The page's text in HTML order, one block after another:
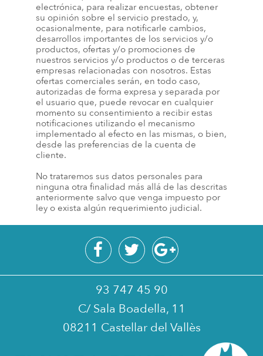
electrónica, para realizar encuestas, obtener
su opinión sobre el servicio prestado, y,
ocasionalmente, para notificarle cambios,
desarrollos importantes de los servicios y/o
productos, ofertas y/o promociones de
nuestros servicios y/o productos o de terceras
empresas relacionadas con nosotros. Estas
ofertas comerciales serán, en todo caso,
autorizadas de forma expresa y separada por
el usuario que, puede revocar en cualquier
momento su consentimiento a recibir estas
notificaciones utilizando el mecanismo
implementado al efecto en las mismas, o bien,
desde las preferencias de la cuenta de
cliente.
No trataremos sus datos personales para
ninguna otra finalidad más allá de las descritas
anteriormente salvo que venga impuesto por
ley o exista algún requerimiento judicial.
93 747 45 90
C/ Sala Boadella, 11
08211 Castellar del Vallès